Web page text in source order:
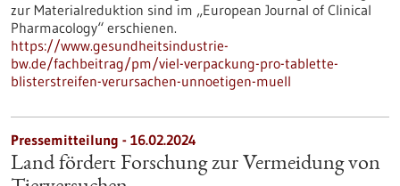
zur Materialreduktion sind im „European Journal of Clinical
Pharmacology“ erschienen.
https://www.gesundheitsindustrie-
bw.de/fachbeitrag/pm/viel-verpackung-pro-tablette-
blisterstreifen-verursachen-unnoetigen-muell
Pressemitteilung - 16.02.2024
Land fördert Forschung zur Vermeidung von